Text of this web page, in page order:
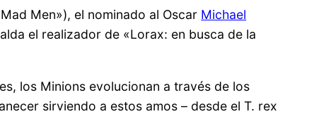
Men»), el nominado al Oscar Michael
el realizador de «Lorax: en busca de la
los Minions evolucionan a través de los
sirviendo a estos amos – desde el T. rex